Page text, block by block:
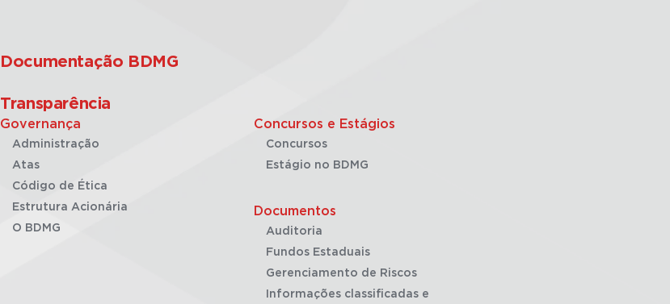
Documentação BDMG
Transparência
Governança
Administração
Atas
Código de Ética
Estrutura Acionária
O BDMG
Concursos e Estágios
Concursos
Estágio no BDMG
Documentos
Auditoria
Fundos Estaduais
Gerenciamento de Riscos
Informações classificadas e